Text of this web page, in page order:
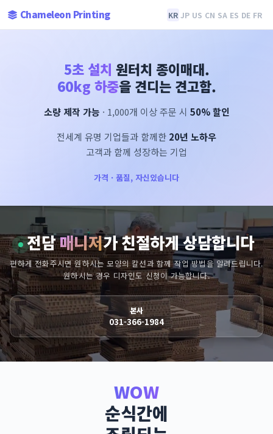
Chameleon Printing KR JP US CN SA ES DE FR
5초 설치 원터치 종이매대.
60kg 하중을 견디는 견고함.
소량 제작 가능 · 1,000개 이상 주문 시 50% 할인
전세계 유명 기업들과 함께한 20년 노하우
고객과 함께 성장하는 기업
가격 · 품질, 자신있습니다
전담매니저가 친절하게 상담합니다
편하게 전화주시면 원하시는 모양의 칼선과 함께 작업 방법을 알려드립니다.
원하시는 경우 디자인도 신청이 가능합니다.
본사
031-366-1984
WOW
순식간에